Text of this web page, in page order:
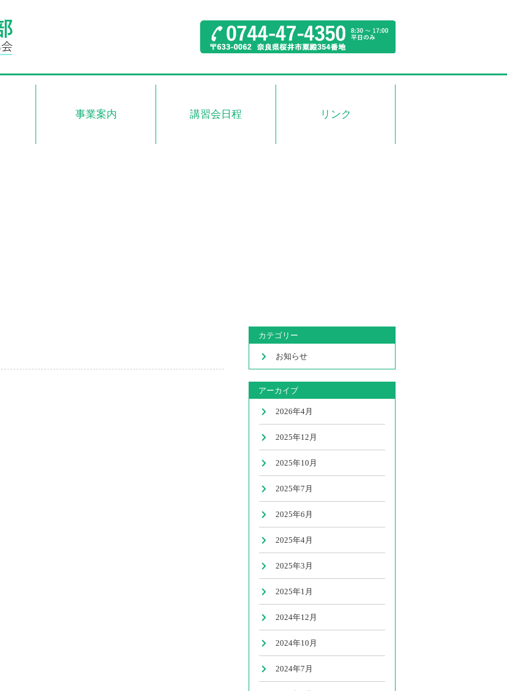
事業案内 講習会日程 リンク
カテゴリー
お知らせ
アーカイブ
2026年4月
2025年12月
2025年10月
2025年7月
2025年6月
2025年4月
2025年3月
2025年1月
2024年12月
2024年10月
2024年7月